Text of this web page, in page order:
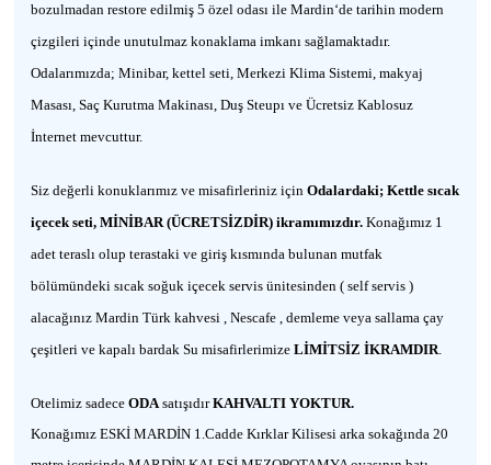
bozulmadan restore edilmiş 5 özel odası ile Mardin‘de tarihin modern
çizgileri içinde unutulmaz konaklama imkanı sağlamaktadır.
Odalarımızda; Minibar, kettel seti, Merkezi Klima Sistemi, makyaj
Masası, Saç Kurutma Makinası, Duş Steupı ve Ücretsiz Kablosuz
İnternet mevcuttur.
Siz değerli konuklarımız ve misafirleriniz içinOdalardaki; Kettle sıcak
içecek seti, MİNİBAR (ÜCRETSİZDİR) ikramımızdır. Konağımız 1
adet teraslı olup terastaki ve giriş kısmında bulunan mutfak
bölümündeki sıcak soğuk içecek servis ünitesinden ( self servis )
alacağınız Mardin Türk kahvesi , Nescafe , demleme veya sallama çay
çeşitleri ve kapalı bardak Su misafirlerimizeLİMİTSİZ İKRAMDIR.
Otelimiz sadeceODAsatışıdırKAHVALTI YOKTUR.
Konağımız ESKİ MARDİN 1.Cadde Kırklar Kilisesi arka sokağında 20